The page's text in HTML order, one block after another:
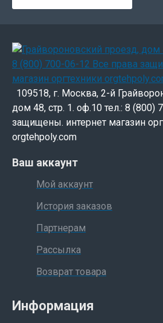
обслуживании.
материалам с лицевой
понятная маркировка
установки и замены
Специальные
панели управления
уровень тонера.
Подробные текстовые
позволяют быстро
неисправность.
комплекты по уходу,
расходные материалы
пользователя к минимуму.
Простота управления
Полное соответствие
109518, г. Москва, 2-й
дом 48, стр. 1. оф.10 тел.: 8 (800)
защищены. интернет магазин
orgtehpoly.com
Ваш аккаунт
Мой аккаунт
История заказов
Партнерам
Рассылка
Возврат товара
Информация